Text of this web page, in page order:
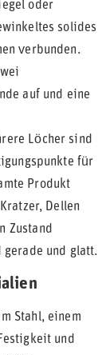
oder
solides
verbunden.
auf und eine
Löcher sind
für
Produkt
Dellen
Zustand
gerade und glatt.
Stahl, einem
und